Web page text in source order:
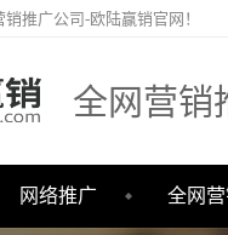
推广公司-欧陆赢销官网！
全网营销
网络推广 全网